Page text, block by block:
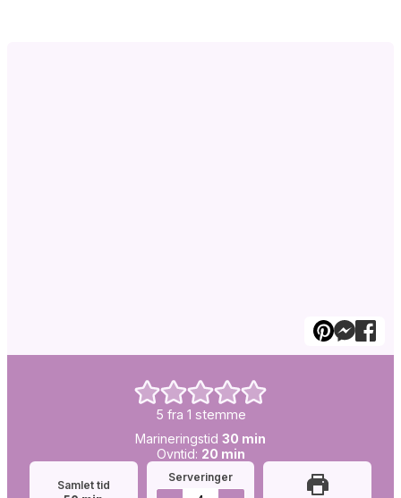
5 fra 1 stemme
Simretid:
Marineringstid 30 minutter
min
Ovntid:
Ovntid: 20minutter
min
Samlet tid
Serveringer